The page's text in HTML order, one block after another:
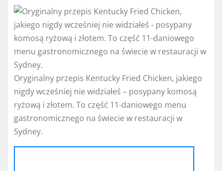
Oryginalny przepis Kentucky Fried Chicken, jakiego
nigdy wcześniej nie widziałeś – posypany komosą
ryżową i złotem. To część 11-daniowego menu
gastronomicznego na świecie w restauracji w
Sydney.